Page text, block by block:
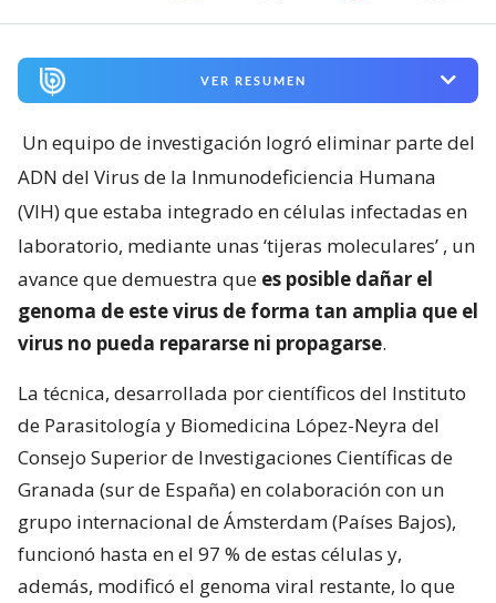
VER RESUMEN
Un equipo de investigación logró eliminar parte del
ADN del Virus de la Inmunodeficiencia Humana
(VIH) que estaba integrado en células infectadas en
laboratorio, mediante unas ‘tijeras moleculares’ , un
avance que demuestra que es posible dañar el
genoma de este virus de forma tan amplia que el
virus no pueda repararse ni propagarse.
La técnica, desarrollada por científicos del Instituto
de Parasitología y Biomedicina López-Neyra del
Consejo Superior de Investigaciones Científicas de
Granada (sur de España) en colaboración con un
grupo internacional de Ámsterdam (Países Bajos),
funcionó hasta en el 97 % de estas células y,
además, modificó el genoma viral restante, lo que